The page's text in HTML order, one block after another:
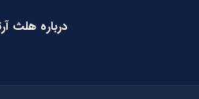
درباره هلث